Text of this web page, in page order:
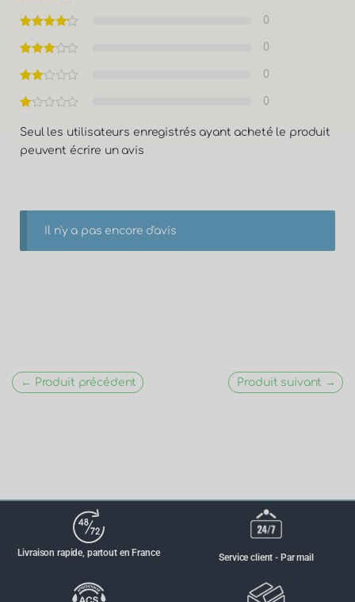
0
0
0
0
Seul les utilisateurs enregistrés ayant acheté le produit
peuvent écrire un avis
Il n'y a pas encore d'avis
← Produit précédent Produit suivant →
Livraison rapide, partout en France Service client - Par mail